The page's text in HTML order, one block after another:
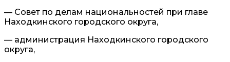
— Совет по делам национальностей при главе
Находкинского городского округа,
— администрация Находкинского городского
округа,